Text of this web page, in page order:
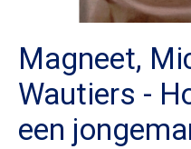
Magneet,
Wautiers -
een